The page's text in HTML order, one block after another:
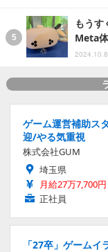
もう
Meta
ゲーム運営補助ス
迎/やる気重視
株式会社GUM
埼玉県
月給27万7,700
正社員
「27卒」ゲーム